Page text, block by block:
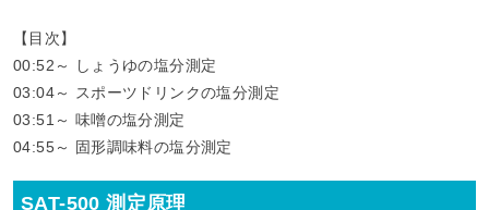
【目次】
00:52～ しょうゆの塩分測定
03:04～ スポーツドリンクの塩分測定
03:51～ 味噌の塩分測定
04:55～ 固形調味料の塩分測定
SAT-500 測定原理